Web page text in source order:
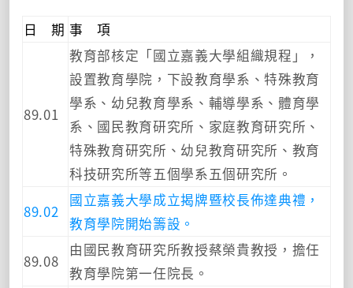
日 期 事 項
89.01
教育部核定「國立嘉義大學組織規程」，
設置教育學院，下設教育學系、特殊教育
學系、幼兒教育學系、輔導學系、體育學
系、國民教育研究所、家庭教育研究所、
特殊教育研究所、幼兒教育研究所、教育
科技研究所等五個學系五個研究所。
89.02
國立嘉義大學成立揭牌暨校長佈達典禮，
教育學院開始籌設。
89.08
由國民教育研究所教授蔡榮貴教授，擔任
教育學院第一任院長。